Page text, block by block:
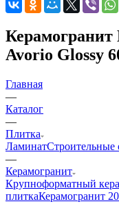
Керамогранит
Avorio Glossy
Главная
—
Каталог
—
Плитка
Ламинат
—
Керамогранит
Крупноформатный
плиткаКерамогранит